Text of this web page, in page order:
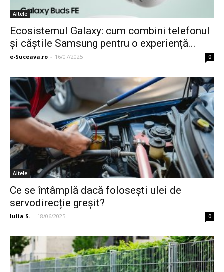
Altele
Ecosistemul Galaxy: cum combini telefonul
și căștile Samsung pentru o experiență...
e-Suceava.ro - 16/07/2025 0
Altele
Ce se întâmplă dacă folosești ulei de
servodirecție greșit?
Iulia S. - 18/06/2025 0